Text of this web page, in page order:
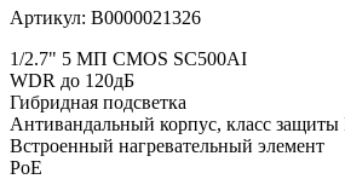
Артикул: В0000021326
1/2.7" 5 МП CMOS SC500AI
WDR до 120дБ
Гибридная подсветка
Антивандальный корпус, класс защиты
Встроенный нагревательный элемент
PoE